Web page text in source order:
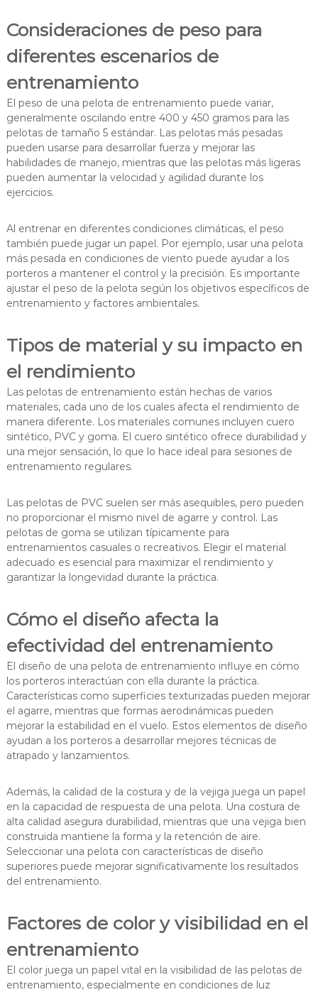
Consideraciones de peso para
diferentes escenarios de
entrenamiento
El peso de una pelota de entrenamiento puede variar,
generalmente oscilando entre 400 y 450 gramos para las
pelotas de tamaño 5 estándar. Las pelotas más pesadas
pueden usarse para desarrollar fuerza y mejorar las
habilidades de manejo, mientras que las pelotas más ligeras
pueden aumentar la velocidad y agilidad durante los
ejercicios.
Al entrenar en diferentes condiciones climáticas, el peso
también puede jugar un papel. Por ejemplo, usar una pelota
más pesada en condiciones de viento puede ayudar a los
porteros a mantener el control y la precisión. Es importante
ajustar el peso de la pelota según los objetivos específicos de
entrenamiento y factores ambientales.
Tipos de material y su impacto en
el rendimiento
Las pelotas de entrenamiento están hechas de varios
materiales, cada uno de los cuales afecta el rendimiento de
manera diferente. Los materiales comunes incluyen cuero
sintético, PVC y goma. El cuero sintético ofrece durabilidad y
una mejor sensación, lo que lo hace ideal para sesiones de
entrenamiento regulares.
Las pelotas de PVC suelen ser más asequibles, pero pueden
no proporcionar el mismo nivel de agarre y control. Las
pelotas de goma se utilizan típicamente para
entrenamientos casuales o recreativos. Elegir el material
adecuado es esencial para maximizar el rendimiento y
garantizar la longevidad durante la práctica.
Cómo el diseño afecta la
efectividad del entrenamiento
El diseño de una pelota de entrenamiento influye en cómo
los porteros interactúan con ella durante la práctica.
Características como superficies texturizadas pueden mejorar
el agarre, mientras que formas aerodinámicas pueden
mejorar la estabilidad en el vuelo. Estos elementos de diseño
ayudan a los porteros a desarrollar mejores técnicas de
atrapado y lanzamientos.
Además, la calidad de la costura y de la vejiga juega un papel
en la capacidad de respuesta de una pelota. Una costura de
alta calidad asegura durabilidad, mientras que una vejiga bien
construida mantiene la forma y la retención de aire.
Seleccionar una pelota con características de diseño
superiores puede mejorar significativamente los resultados
del entrenamiento.
Factores de color y visibilidad en el
entrenamiento
El color juega un papel vital en la visibilidad de las pelotas de
entrenamiento, especialmente en condiciones de luz